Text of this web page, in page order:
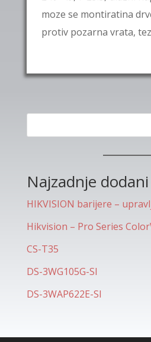
moze se montiratina
protiv pozarna vrata,
Najzadnje
HIKVISION barijere –
Hikvision – Pro Series
CS-T35
DS-3WG105G-SI
DS-3WAP622E-SI